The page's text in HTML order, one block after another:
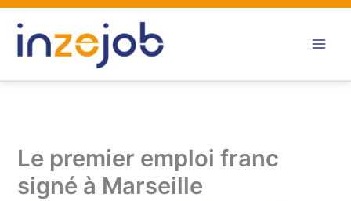
Aller
contenu
Le premier emploi franc
signé à Marseille